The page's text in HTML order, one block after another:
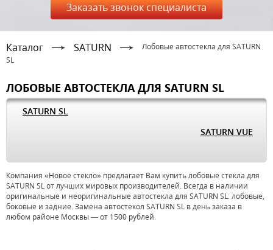
Заказать звонок специалиста
Каталог SATURN
Лобовые автостекла для SATURN
SL
ЛОБОВЫЕ АВТОСТЕКЛА ДЛЯ SATURN SL
SATURN SL
SATURN VUE
Компания «Новое стекло» предлагает Вам купить лобовые стекла для
SATURN SL от лучших мировых производителей. Всегда в наличии
оригинальные и неоригинальные автостекла для SATURN SL: лобовые,
боковые и задние. Замена автостекол SATURN SL в день заказа в
любом районе Москвы — от 1500 рублей.